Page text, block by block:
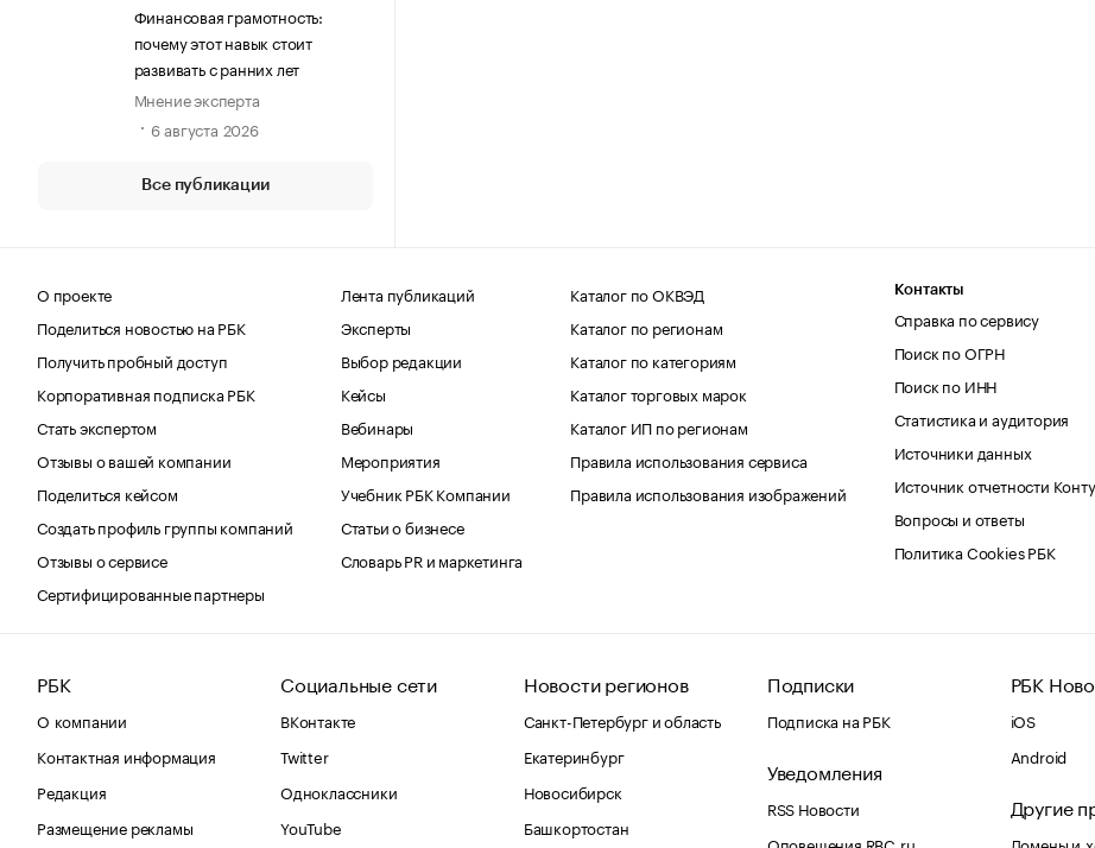
Финансовая грамотность:
почему этот навык стоит
развивать с ранних лет
Мнение эксперта
6 августа 2026
Все публикации
О проекте
Поделиться новостью на РБК
Получить пробный доступ
Корпоративная подписка РБК
Стать экспертом
Отзывы о вашей компании
Поделиться кейсом
Создать профиль группы компаний
Отзывы о сервисе
Сертифицированные партнеры
Лента публикаций
Эксперты
Выбор редакции
Кейсы
Вебинары
Мероприятия
Учебник РБК Компании
Статьи о бизнесе
Словарь PR и маркетинга
Каталог по ОКВЭД
Каталог по регионам
Каталог по категориям
Каталог торговых марок
Каталог ИП по регионам
Правила использования сервиса
Правила использования изображений
Контакты
Справка по сервису
Поиск по ОГРН
Поиск по ИНН
Статистика и аудитория
Источники данных
Источник отчетности
Вопросы и ответы
Политика Cookies РБК
РБК
О компании
Контактная информация
Редакция
Размещение рекламы
Социальные сети
ВКонтакте
Twitter
Одноклассники
YouTube
Новости регионов
Санкт-Петербург и область
Екатеринбург
Новосибирск
Башкортостан
Подписки
Подписка на РБК
Уведомления
RSS Новости
Оповещения RBC.ru
РБК
iOS
Android
Другие
Домены и